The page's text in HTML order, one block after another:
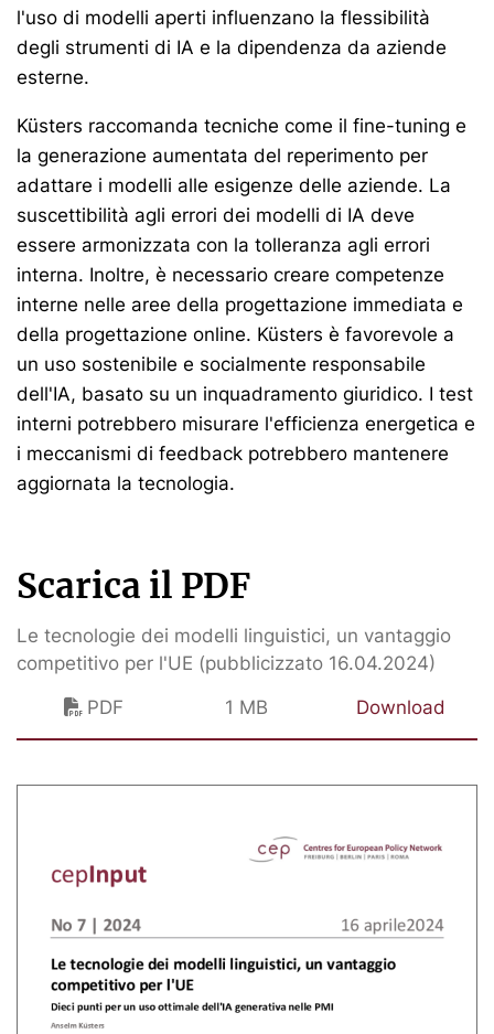
l'uso di modelli aperti influenzano la flessibilità
degli strumenti di IA e la dipendenza da aziende
esterne.
Küsters raccomanda tecniche come il fine-tuning e
la generazione aumentata del reperimento per
adattare i modelli alle esigenze delle aziende. La
suscettibilità agli errori dei modelli di IA deve
essere armonizzata con la tolleranza agli errori
interna. Inoltre, è necessario creare competenze
interne nelle aree della progettazione immediata e
della progettazione online. Küsters è favorevole a
un uso sostenibile e socialmente responsabile
dell'IA, basato su un inquadramento giuridico. I test
interni potrebbero misurare l'efficienza energetica e
i meccanismi di feedback potrebbero mantenere
aggiornata la tecnologia.
Scarica il PDF
Le tecnologie dei modelli linguistici, un vantaggio
competitivo per l'UE (pubblicizzato 16.04.2024)
PDF
1 MB Download